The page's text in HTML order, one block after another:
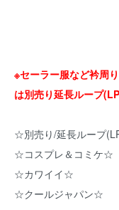
※セーラー服など衿周
は別売り延長ループ
☆別売り/延長ループ
☆コスプレ＆コミケ☆
☆カワイイ☆
☆クールジャパン☆